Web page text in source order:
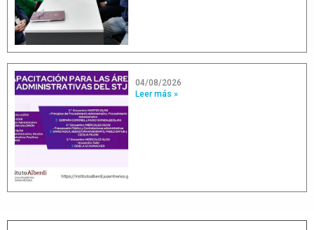
04/08/2026
Leer más »